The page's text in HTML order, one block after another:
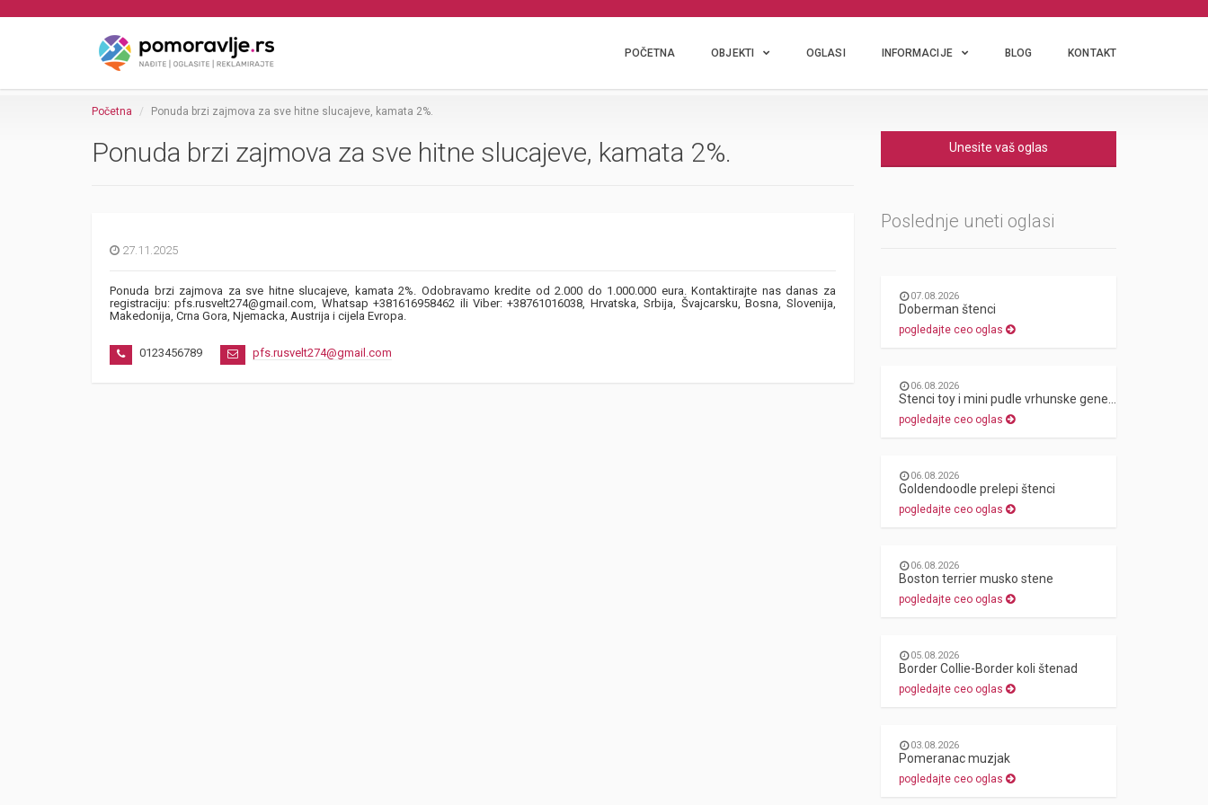
POČETNA OBJEKTI OGLASI INFORMACIJE BLOG KONTAKT
Početna Ponuda brzi zajmova za sve hitne slucajeve, kamata 2%.
Ponuda brzi zajmova za sve hitne slucajeve, kamata 2%.
27.11.2025
Ponuda brzi zajmova za sve hitne slucajeve, kamata 2%. Odobravamo kredite od 2.000 do 1.000.000 eura. Kontaktirajte nas danas za
registraciju: pfs.rusvelt274@gmail.com, Whatsap +381616958462 ili Viber: +38761016038, Hrvatska, Srbija, Švajcarsku, Bosna, Slovenija,
Makedonija, Crna Gora, Njemacka, Austrija i cijela Evropa.
0123456789 pfs.rusvelt274@gmail.com
Unesite vaš oglas
Poslednje uneti oglasi
07.08.2026
Doberman štenci
pogledajte ceo oglas
06.08.2026
pogledajte ceo oglas
06.08.2026
Goldendoodle prelepi štenci
pogledajte ceo oglas
06.08.2026
Boston terrier musko stene
pogledajte ceo oglas
05.08.2026
Border Collie-Border koli štenad
pogledajte ceo oglas
03.08.2026
Pomeranac muzjak
pogledajte ceo oglas